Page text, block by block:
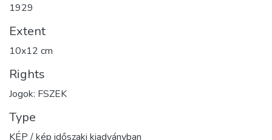
1929
Extent
10x12 cm
Rights
Jogok: FSZEK
Type
KÉP / kép időszaki kiadványban